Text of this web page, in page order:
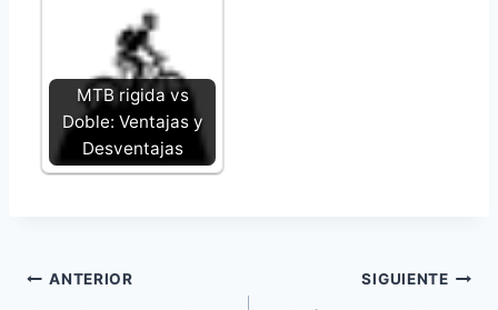
MTB rigida vs
Doble: Ventajas y
Desventajas
Navegación
ANTERIOR SIGUIENTE